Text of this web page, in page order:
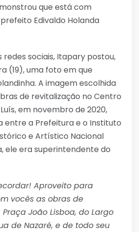
que está com
Edivaldo Holanda
redes sociais, Itapary postou,
(19), uma foto em que
A imagem escolhida
de revitalização no Centro
em novembro de 2020,
entre a Prefeitura e o Instituto
e Artístico Nacional
ele era superintendente do
Aproveito para
vocês as obras de
João Lisboa, do Largo
de Nazaré, e de todo seu